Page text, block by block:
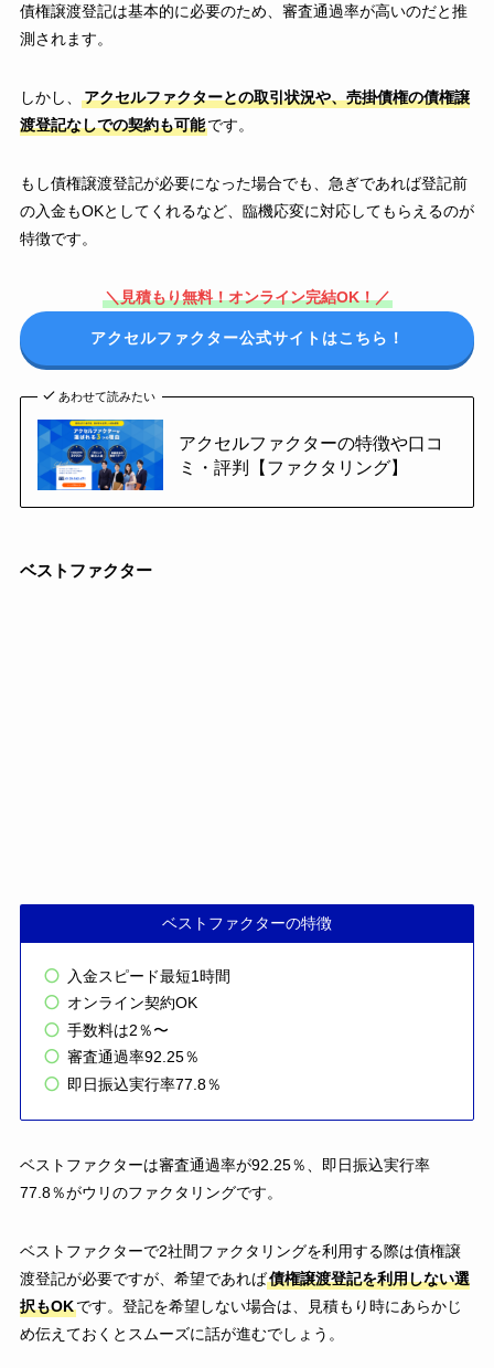
債権譲渡登記は基本的に必要のため、審査通過率が高いのだと推
測されます。
しかし、
アクセルファクターとの取引状況や、売掛債権の債権譲
渡登記なしでの契約も可能です。
もし債権譲渡登記が必要になった場合でも、急ぎであれば登記前
の入金もOKとしてくれるなど、臨機応変に対応してもらえるのが
特徴です。
＼見積もり無料！オンライン完結OK！／
アクセルファクター公式サイトはこちら！
あわせて読みたい
アクセルファクターの特徴や口コ
ミ・評判【ファクタリング】
ベストファクター
ベストファクターの特徴
入金スピード最短1時間
オンライン契約OK
手数料は2％〜
審査通過率92.25％
即日振込実行率77.8％
ベストファクターは審査通過率が92.25％、即日振込実行率
77.8％がウリのファクタリングです。
ベストファクターで2社間ファクタリングを利用する際は債権譲
渡登記が必要ですが、希望であれば債権譲渡登記を利用しない選
択もOKです。登記を希望しない場合は、見積もり時にあらかじ
め伝えておくとスムーズに話が進むでしょう。